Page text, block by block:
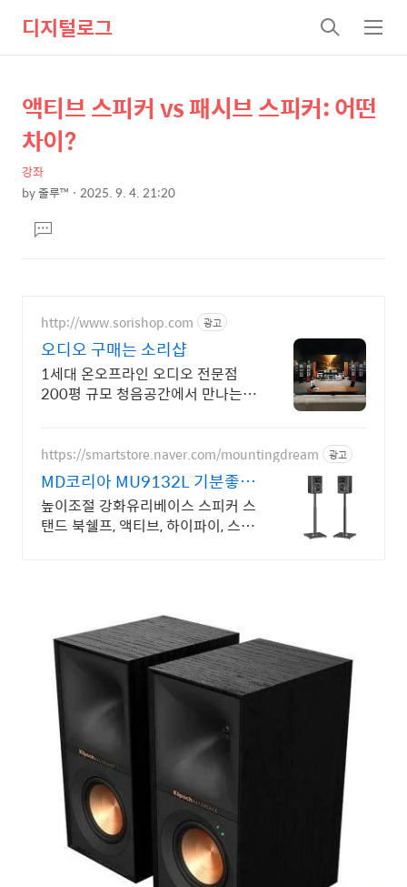
디지털로그
검
색
메
뉴
상
세
텐
본
문
제
목
액티브 스피커 vs 패시브 스피커: 어떤
차이?
강좌
by줄루™ 2025. 9. 4. 21:20
문댓
글
http://www.sorishop.com 광고
오디오 구매는 소리샵
1세대 온오프라인 오디오 전문점
200평 규모 청음공간에서 만나는
https://smartstore.naver.com/mountingdream 광고
MD코리아 MU9132L 기분좋은
경험, 행복한 소리
높이조절 강화유리베이스 스피커 스
탠드 북쉘프, 액티브, 하이파이, 스튜